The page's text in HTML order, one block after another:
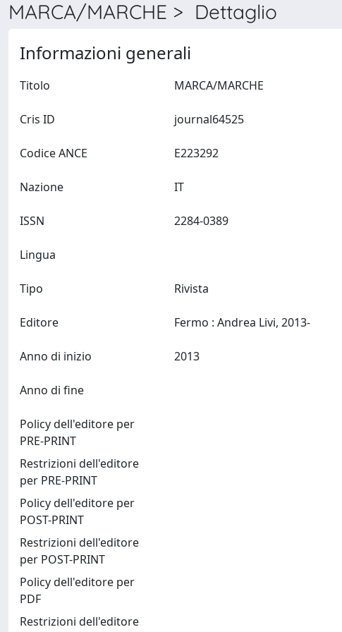
MARCA/MARCHE > Dettaglio
Informazioni generali
Titolo
Cris ID
Codice ANCE
Nazione
ISSN
Lingua
Tipo Rivista
Editore
Anno di inizio
Anno di fine
Policy dell'editore per
PRE-PRINT
Restrizioni dell'editore
per PRE-PRINT
Policy dell'editore per
POST-PRINT
Restrizioni dell'editore
per POST-PRINT
Policy dell'editore per
PDF
Restrizioni dell'editore